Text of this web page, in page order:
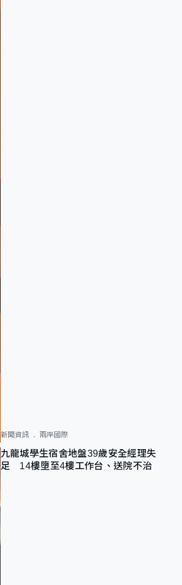
新聞資訊 兩岸國際
九龍城學生宿舍地盤39歲安全經理失
足 14樓墮至4樓工作台、送院不治